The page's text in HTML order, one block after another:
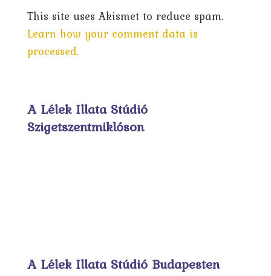
This site uses Akismet to reduce spam.
Learn how your comment data is
processed.
A Lélek Illata Stúdió
Szigetszentmiklóson
A Lélek Illata Stúdió Budapesten